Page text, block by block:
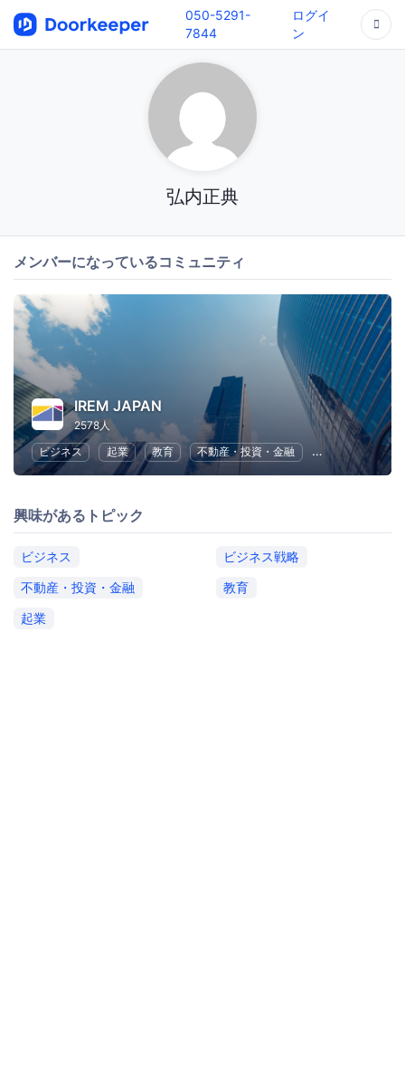
050-5291-
7844
ログイ
ン
弘内正典
メンバーになっているコミュニティ
IREM JAPAN
2578人
ビジネス
起業 教育 不動産・投資・金融 ビジネス戦略
興味があるトピック
ビジネス
ビジネス戦略
不動産・投資・金融
教育
起業